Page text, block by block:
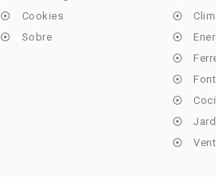
 Cookies
 Sobre






